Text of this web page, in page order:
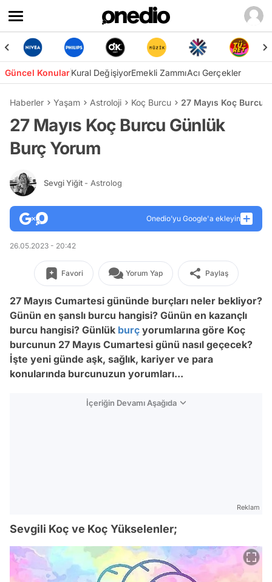
Güncel KonularKural DeğişiyorEmekli ZammıAcı Gerçekler
Haberler Yaşam Astroloji Koç Burcu 27 Mayıs Koç Burcu
27 Mayıs Koç Burcu Günlük
Burç Yorum
Sevgi Yiğit - Astrolog
Onedio’yu Google'a ekleyin
26.05.2023 - 20:42
Favori Yorum Yap Paylaş
27 Mayıs Cumartesi gününde burçları neler bekliyor?
Günün en şanslı burcu hangisi? Günün en kazançlı
burcu hangisi? Günlük burç yorumlarına göre Koç
burcunun 27 Mayıs Cumartesi günü nasıl geçecek?
İşte yeni günde aşk, sağlık, kariyer ve para
konularında burcunuzun yorumları...
İçeriğin Devamı Aşağıda
Reklam
Sevgili Koç ve Koç Yükselenler;